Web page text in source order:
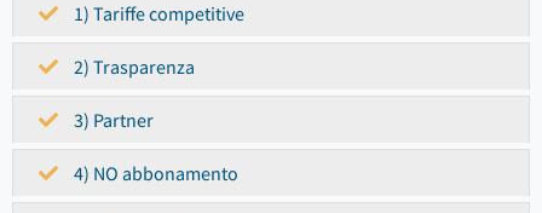
1) Tariffe competitive
2) Trasparenza
3) Partner
4) NO abbonamento